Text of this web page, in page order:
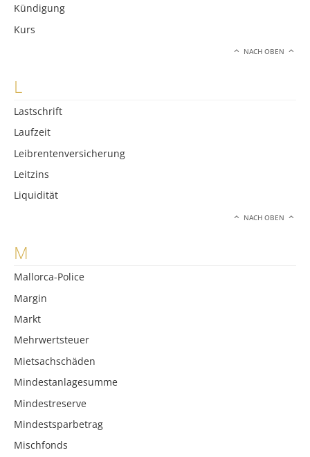
Kündigung
Kurs
NACH OBEN
L
Lastschrift
Laufzeit
Leibrentenversicherung
Leitzins
Liquidität
NACH OBEN
M
Mallorca-Police
Margin
Markt
Mehrwertsteuer
Mietsachschäden
Mindestanlagesumme
Mindestreserve
Mindestsparbetrag
Mischfonds